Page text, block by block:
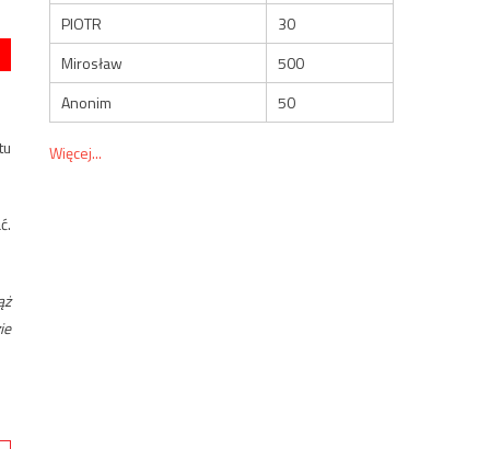
PIOTR
30
Mirosław
500
Anonim
50
Więcej...